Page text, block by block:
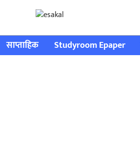
साप्ताहिक Studyroom Epaper